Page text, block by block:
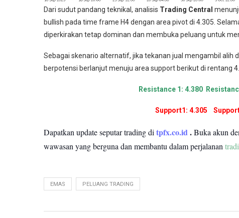
Dari sudut pandang teknikal, analisis Trading Central
bullish pada time frame H4 dengan area pivot di 4.305.
diperkirakan tetap dominan dan membuka peluang untuk
Sebagai skenario alternatif, jika tekanan jual mengambil alih
berpotensi berlanjut menuju area support berikut di rentang
Resistance 1: 4.380
Support1: 4.305
Dapatkan update seputar trading ditpfx.co.id.Buka akun
wawasan yang berguna dan membantu dalam perjalanan
EMAS PELUANG TRADING